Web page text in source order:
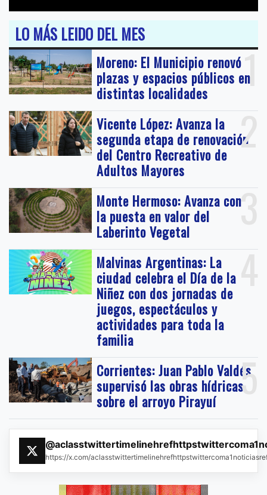
LO MÁS LEIDO DEL MES
1
Moreno: El Municipio renovó
plazas y espacios públicos en
distintas localidades
2
Vicente López: Avanza la
segunda etapa de renovación
del Centro Recreativo de
Adultos Mayores
3
Monte Hermoso: Avanza con
la puesta en valor del
Laberinto Vegetal
4
Malvinas Argentinas: La
ciudad celebra el Día de la
Niñez con dos jornadas de
juegos, espectáculos y
actividades para toda la
familia
5
Corrientes: Juan Pablo Valdés
supervisó las obras hídricas
sobre el arroyo Pirayuí
https://x.com/